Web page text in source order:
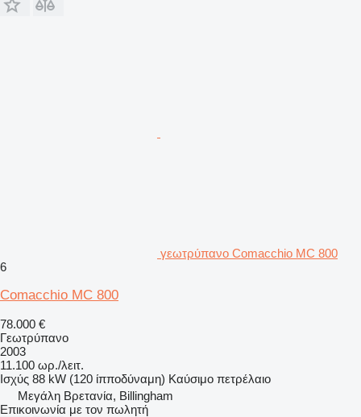
γεωτρύπανο Comacchio MC 800
6
Comacchio MC 800
78.000 €
Γεωτρύπανο
2003
11.100 ωρ./λειτ.
Ισχύς 88 kW (120 ίπποδύναμη) Καύσιμο πετρέλαιο
Μεγάλη Βρετανία, Billingham
Επικοινωνία με τον πωλητή